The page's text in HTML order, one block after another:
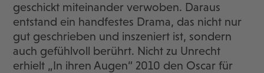
geschickt miteinander verwoben. Daraus
entstand ein handfestes Drama, das nicht nur
gut geschrieben und inszeniert ist, sondern
auch gefühlvoll berührt. Nicht zu Unrecht
erhielt „In ihren Augen“ 2010 den Oscar für